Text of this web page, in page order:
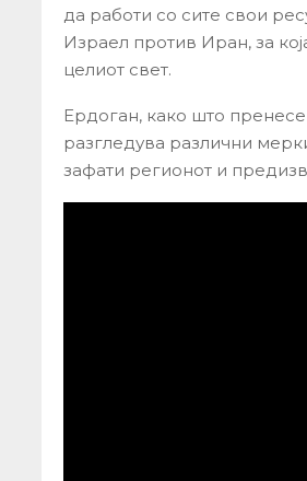
да работи со сите свои
Израел против Иран, за
целиот свет.
Ердоган, како што пренесе
разгледува различни
зафати регионот и